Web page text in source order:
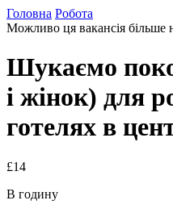
Головна Робота
Можливо ця вакансія більше
Шукаємо
і жінок) для
готелях в
£14
В годину